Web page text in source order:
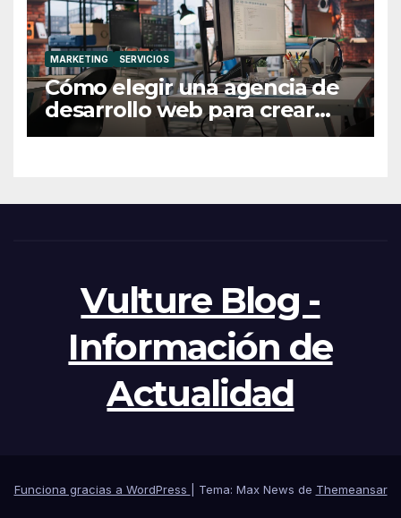
MARKETING SERVICIOS
Cómo elegir una agencia de
desarrollo web para crear
una web profesional y eficaz
Vulture Blog -
Información de
Actualidad
Funciona gracias a WordPress Tema: Max News de Themeansar